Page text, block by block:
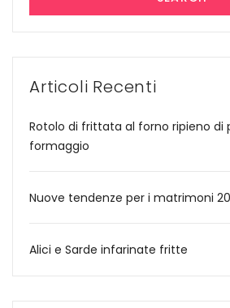
Articoli Recenti
Rotolo di frittata al forno ripieno di
formaggio
Nuove tendenze per i matrimoni
Alici e Sarde infarinate fritte